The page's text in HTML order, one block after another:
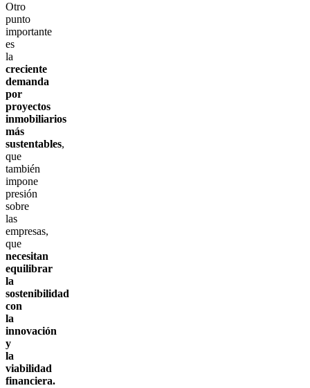
Otro
punto
importante
es
la
creciente
demanda
por
proyectos
inmobiliarios
más
sustentables,
que
también
impone
presión
sobre
las
empresas,
que
necesitan
equilibrar
la
sostenibilidad
con
la
innovación
y
la
viabilidad
financiera.